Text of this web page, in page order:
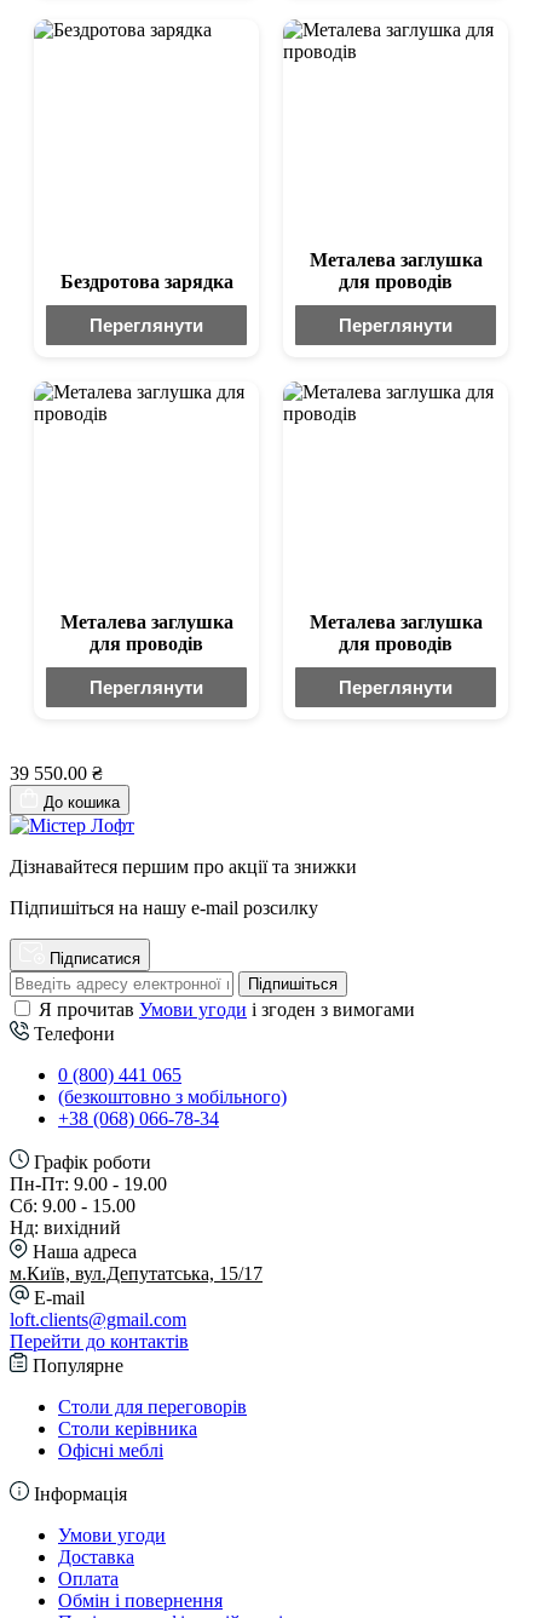
Бездротова зарядка
Переглянути
Металева заглушка
для проводів
Переглянути
Металева заглушка
для проводів
Переглянути
Металева заглушка
для проводів
Переглянути
39 550.00 ₴
До кошика
Дізнавайтеся першим про акції та знижки
Підпишіться на нашу e-mail розсилку
Підписатися
Підпишіться
Я прочитав Умови угоди і згоден з вимогами
Телефони
0 (800) 441 065
(безкоштовно з мобільного)
+38 (068) 066-78-34
Графік роботи
Пн-Пт: 9.00 - 19.00
Сб: 9.00 - 15.00
Нд: вихідний
Наша адреса
м.Київ, вул.Депутатська, 15/17
E-mail
loft.clients@gmail.com
Перейти до контактів
Популярне
Столи для переговорів
Столи керівника
Офісні меблі
Інформація
Умови угоди
Доставка
Оплата
Обмін і повернення